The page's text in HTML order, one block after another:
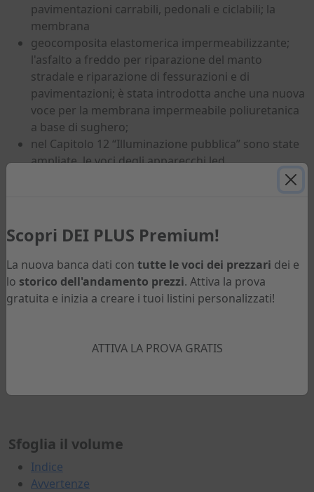
pavimentazioni carrabili, pedonali e ciclabili; la
membrana
geocomposita elastomerica impermeabilizzante;
l'asfalto a freddo per riparazione del manto
stradale e riparazione di fessurazioni e di
pavimentazioni; è stata introdotta anche una nuova
voce per la membrana impermeabile poliuretanica
a base di sughero;
nel Capitolo 12 “Illuminazione pubblica” sono state
ampliate le vocidegli apparecchi led.
9791255050896
ISBN-13 EBOOK
9791255050902
Sfoglia il volume
Indice
Avvertenze
Scopri DEI PLUS Premium!
La nuova banca dati con tutte le voci dei prezzari dei e
lo storico dell'andamento prezzi. Attiva la prova
gratuita e inizia a creare i tuoi listini personalizzati!
ATTIVA LA PROVA GRATIS